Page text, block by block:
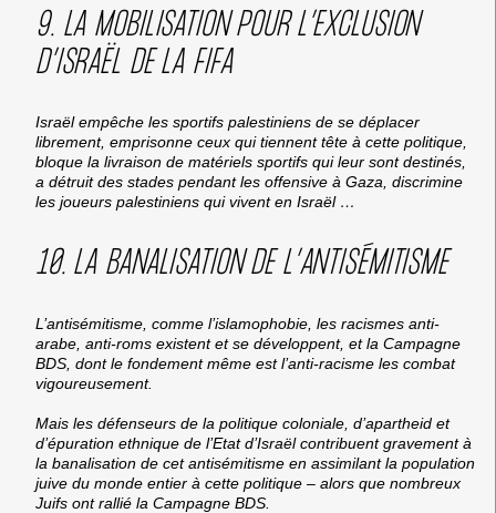
9. LA MOBILISATION POUR L’EXCLUSION
D’ISRAËL DE LA FIFA
Israël empêche les sportifs palestiniens de se déplacer
librement, emprisonne ceux qui tiennent tête à cette politique,
bloque la livraison de matériels sportifs qui leur sont destinés,
a détruit des stades pendant les offensive à Gaza, discrimine
les joueurs palestiniens qui vivent en Israël …
10. LA BANALISATION DE L’ANTISÉMITISME
L’antisémitisme, comme l’islamophobie, les racismes anti-
arabe, anti-roms existent et se développent, et la Campagne
BDS, dont le fondement même est l’anti-racisme les combat
vigoureusement.
Mais les défenseurs de la politique coloniale, d’apartheid et
d’épuration ethnique de l’Etat d’Israël contribuent gravement à
la banalisation de cet antisémitisme en assimilant la population
juive du monde entier à cette politique – alors que nombreux
Juifs ont rallié la Campagne BDS.